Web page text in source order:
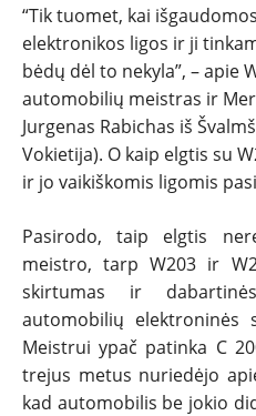
“Tik tuomet, kai
elektronikos ligos ir ji
bėdų dėl to nekyla”, – apie
automobilių meistras ir
Jurgenas Rabichas iš
Vokietija). O kaip elgtis su
ir jo vaikiškomis ligomis
Pasirodo, taip elgtis
meistro, tarp W203 ir
skirtumas ir
automobilių elektroninės
Meistrui ypač patinka C
trejus metus nuriedėjo
kad automobilis be jokio